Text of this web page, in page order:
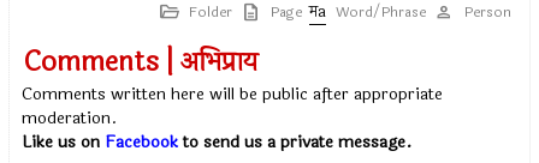
Folder Page Word/Phrase Person
Comments | अभिप्राय
Comments written here will be public after appropriate
moderation.
Like us on Facebookto send us a private message.